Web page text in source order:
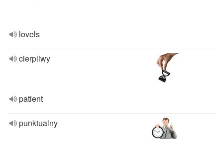
lovels
cierpliwy
patient
punktualny